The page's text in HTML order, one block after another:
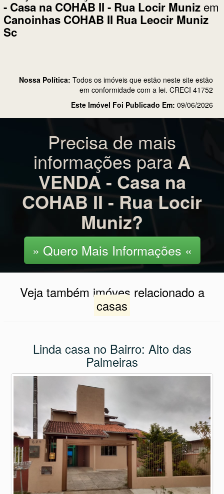
- Casa na COHAB II - Rua Locir Munizem
Canoinhas COHAB II Rua Leocir Muniz
Sc
Nossa Política: Todos os imóveis que estão neste site estão
em conformidade com a lei. CRECI 41752
Este Imóvel Foi Publicado Em: 09/06/2026
Precisa de mais
informações para A
VENDA - Casa na
COHAB II - Rua Locir
Muniz?
» Quero Mais Informações «
Veja também imóves relacionado a
casas
Linda casa no Bairro: Alto das
Palmeiras